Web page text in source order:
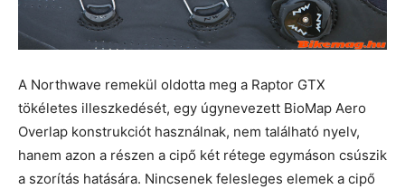
A Northwave remekül oldotta meg a Raptor GTX
tökéletes illeszkedését, egy úgynevezett BioMap Aero
Overlap konstrukciót használnak, nem található nyelv,
hanem azon a részen a cipő két rétege egymáson csúszik
a szorítás hatására. Nincsenek felesleges elemek a cipő